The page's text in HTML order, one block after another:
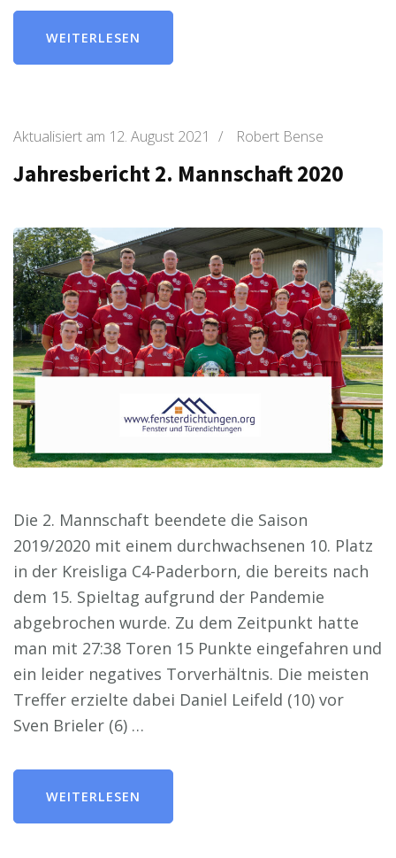
WEITERLESEN
Aktualisiert am 12. August 2021 / Robert Bense
Jahresbericht 2. Mannschaft 2020
Die 2. Mannschaft beendete die Saison
2019/2020 mit einem durchwachsenen 10. Platz
in der Kreisliga C4-Paderborn, die bereits nach
dem 15. Spieltag aufgrund der Pandemie
abgebrochen wurde. Zu dem Zeitpunkt hatte
man mit 27:38 Toren 15 Punkte eingefahren und
ein leider negatives Torverhältnis. Die meisten
Treffer erzielte dabei Daniel Leifeld (10) vor
Sven Brieler (6) …
WEITERLESEN